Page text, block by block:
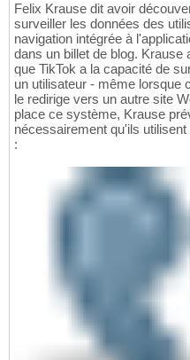
Felix Krause dit avoir
surveiller les données des
navigation intégrée à
dans un billet de blog. Krause
que TikTok a la capacité de
un utilisateur - même lorsque
le redirige vers un autre site
place ce système, Krause
nécessairement qu'ils
: